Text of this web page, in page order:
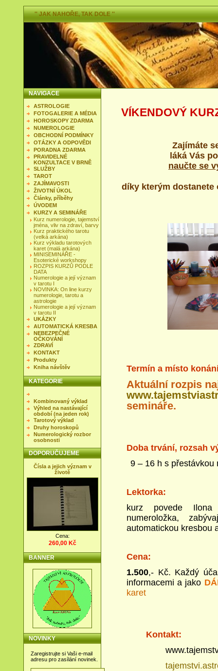
'' JAK NAHOŘE, TAK DOLE ''
NAVIGACE
ASTROLOGIE
FOTOGALERIE A MÉDIA
HOROSKOPY ZDARMA
NUMEROLOGIE
OBCHODNÍ PODMÍNKY
OTÁZKY A ODPOVĚDI
PORADNA ZDARMA
PRAVIDELNÉ
KONZULTACE V BRNĚ
SLUŽBY
TAROT
ZAJÍMAVOSTI
ŽIVOTNÍ ÚKOL
Články, příběhy
ÚVODEM
KURZY A SEMINÁŘE
Kurz numerologie, tajemství
jména, vliv na zdraví, barvy
Kurz praktického tarotu
(velká arkána)
Kurz výkladu tarotových
karet (malá arkána)
MINISEMINÁŘE -
Esoterické workshopy
ROZPIS KURZŮ PODLE
DATA
Numerologie a její význam
v tarotu I
NOVINKA: On line kurzy
numerologie, tarotu a
astrologie
Numerologie a její význam
v tarotu II
UKÁZKY
AUTOMATICKÁ KRESBA
NEBEZPEČNÉ
OČKOVÁNÍ
ZDRAVÍ
KONTAKT
Produkty
Kniha návštěv
KATEGORIE
Kombinovaný výklad
Výhled na nastávající
období (na jeden rok)
Tarotový výklad
Druhy horoskopů
Numerologický rozbor
osobnosti
DOPORUČUJEME
Čísla a jejich význam v
životě
Cena:
260,00 Kč
BANNER
NOVINKY
Zaregistrujte si Vaši e-mail
adresu pro zasílání novinek.
VÍKENDOVÝ
Zajímáte
láká Vás
naučte se
díky kterým dostanete
Termín a místo
Aktuální rozpis
semináře.
Doba trvání, rozsah
9 – 16 h s přestávkou
Lektorka:
kurz povede Ilona
numeroložka,
automatickou kresbou
Cena:
1.500,- Kč. Každý
informacemi a jako
karet
Kontakt: